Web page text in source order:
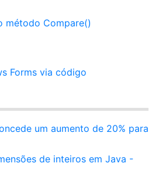
método Compare()
Forms via código
um aumento de 20% para
de inteiros em Java -